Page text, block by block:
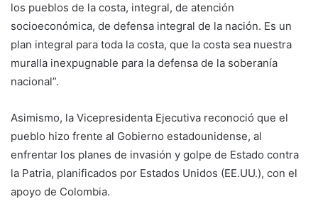
los pueblos de la costa, integral, de atención
socioeconómica, de defensa integral de la nación. Es un
plan integral para toda la costa, que la costa sea nuestra
muralla inexpugnable para la defensa de la soberanía
nacional”.
Asimismo, la Vicepresidenta Ejecutiva reconoció que el
pueblo hizo frente al Gobierno estadounidense, al
enfrentar los planes de invasión y golpe de Estado contra
la Patria, planificados por Estados Unidos (EE.UU.), con el
apoyo de Colombia.